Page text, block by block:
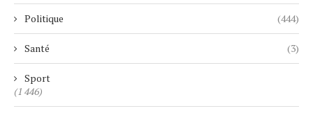
Politique (444)
Santé (3)
Sport
(1 446)